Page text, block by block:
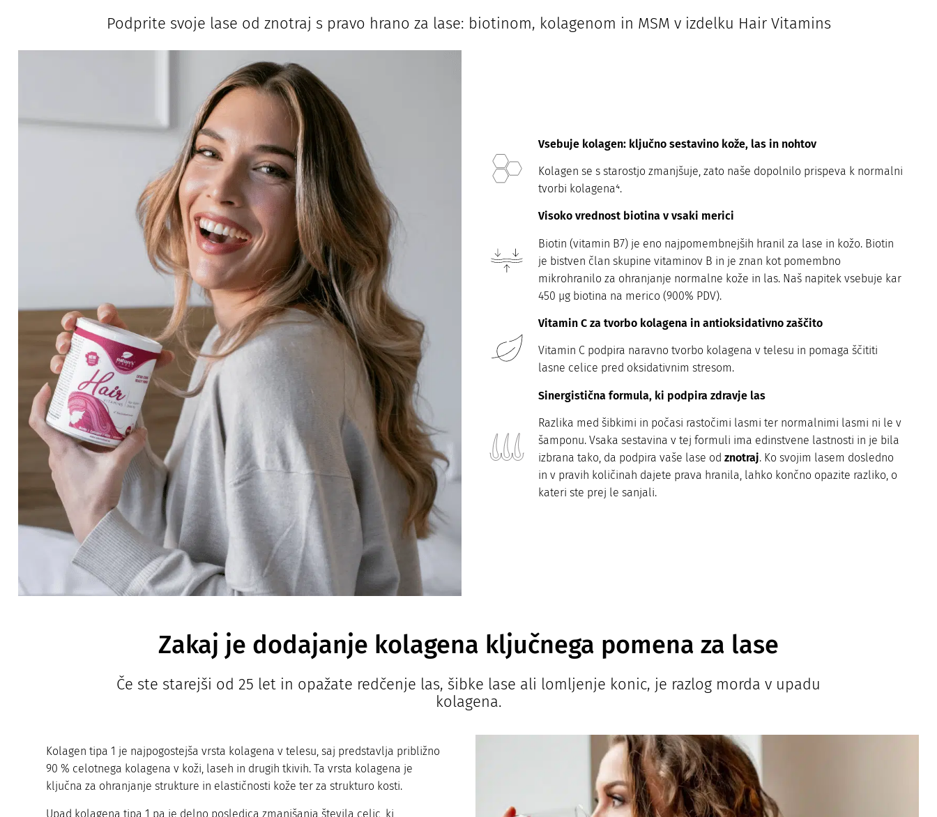
Podprite svoje lase od znotraj s pravo hrano za lase: biotinom, kolagenom in MSM v izdelku Hair Vitamins
Vsebuje kolagen: ključno sestavino kože, las in nohtov
Kolagen se s starostjo zmanjšuje, zato naše dopolnilo prispeva k normalni
tvorbi kolagena⁴.
Visoko vrednost biotina v vsaki merici
Biotin (vitamin B7) je eno najpomembnejših hranil za lase in kožo. Biotin
je bistven član skupine vitaminov B in je znan kot pomembno
mikrohranilo za ohranjanje normalne kože in las. Naš napitek vsebuje kar
450 μg biotina na merico (900% PDV).
Vitamin C za tvorbo kolagena in antioksidativno zaščito
Vitamin C podpira naravno tvorbo kolagena v telesu in pomaga ščititi
lasne celice pred oksidativnim stresom.
Sinergistična formula, ki podpira zdravje las
Razlika med šibkimi in počasi rastočimi lasmi ter normalnimi lasmi ni le v
šamponu. Vsaka sestavina v tej formuli ima edinstvene lastnosti in je bila
izbrana tako, da podpira vaše lase od znotraj. Ko svojim lasem dosledno
in v pravih količinah dajete prava hranila, lahko končno opazite razliko, o
kateri ste prej le sanjali.
Zakaj je dodajanje kolagena ključnega pomena za lase
Če ste starejši od 25 let in opažate redčenje las, šibke lase ali lomljenje konic, je razlog morda v upadu
kolagena.
Kolagen tipa 1 je najpogostejša vrsta kolagena v telesu, saj predstavlja približno
90 % celotnega kolagena v koži, laseh in drugih tkivih. Ta vrsta kolagena je
ključna za ohranjanje strukture in elastičnosti kože ter za strukturo kosti.
Upad kolagena tipa 1 pa je delno posledica zmanjšanja števila celic, ki